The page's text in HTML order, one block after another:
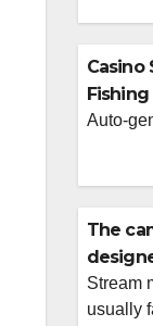
help
area of
block
as well
Casino
Auto-
The
live
Stream
usually